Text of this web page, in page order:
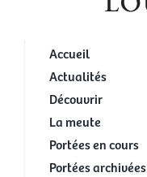
Accueil
Actualités
Découvrir
La meute
Portées en cours
Portées archivées